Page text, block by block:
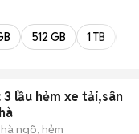
512 GB 1 TB
lầu hẻm xe tải,sân
ngõ, hẻm